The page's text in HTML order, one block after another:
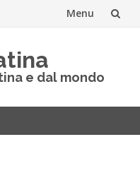
Menu
e dal mondo